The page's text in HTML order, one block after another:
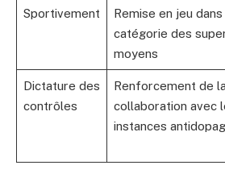
Sportivement
Remise en jeu dans
catégorie des
moyens
Dictature des
contrôles
Renforcement de la
collaboration avec
instances